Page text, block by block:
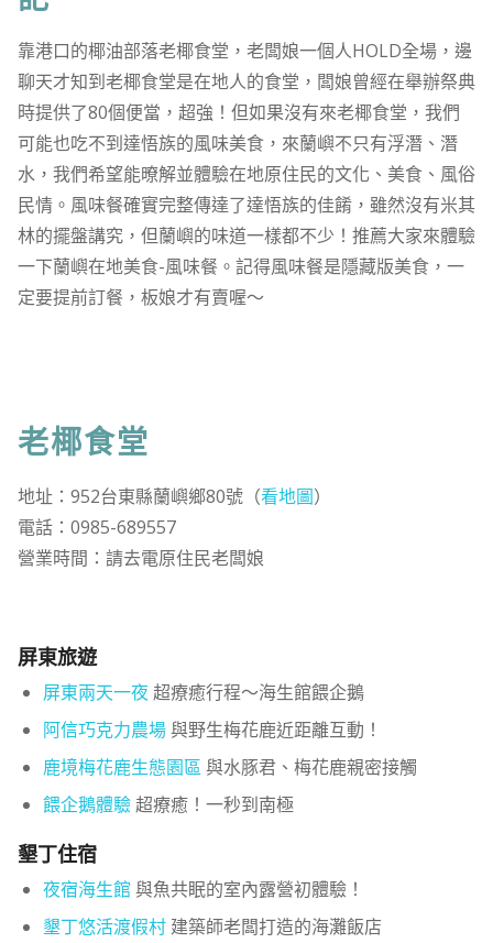
靠港口的椰油部落老椰食堂，老闆娘一個人HOLD全場，邊
聊天才知到老椰食堂是在地人的食堂，闆娘曾經在舉辦祭典
時提供了80個便當，超強！但如果沒有來老椰食堂，我們
可能也吃不到達悟族的風味美食，來蘭嶼不只有浮潛、潛
水，我們希望能暸解並體驗在地原住民的文化、美食、風俗
民情。風味餐確實完整傳達了達悟族的佳餚，雖然沒有米其
林的擺盤講究，但蘭嶼的味道一樣都不少！推薦大家來體驗
一下蘭嶼在地美食-風味餐。記得風味餐是隱藏版美食，一
定要提前訂餐，板娘才有賣喔～
老椰食堂
地址：952台東縣蘭嶼鄉80號（看地圖）
電話：0985-689557
營業時間：請去電原住民老闆娘
屏東旅遊
屏東兩天一夜 超療癒行程～海生館餵企鵝
阿信巧克力農場與野生梅花鹿近距離互動！
鹿境梅花鹿生態園區 與水豚君、梅花鹿親密接觸
餵企鵝體驗超療癒！一秒到南極
墾丁住宿
夜宿海生館與魚共眠的室內露營初體驗！
墾丁悠活渡假村建築師老闆打造的海灘飯店